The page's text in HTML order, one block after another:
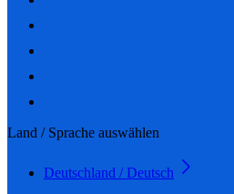
Land / Sprache auswählen
Deutschland / Deutsch